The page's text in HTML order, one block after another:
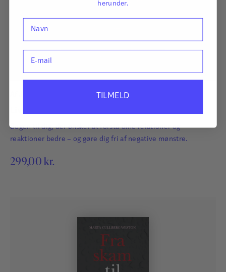
Mette Stentoft
Bogen til dig, der ønsker at forstå dine relationer og
reaktioner bedre – og gøre dig fri af negative mønstre.
299,00 kr.
herunder.
TILMELD